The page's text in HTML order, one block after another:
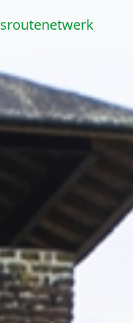
routenetwerk